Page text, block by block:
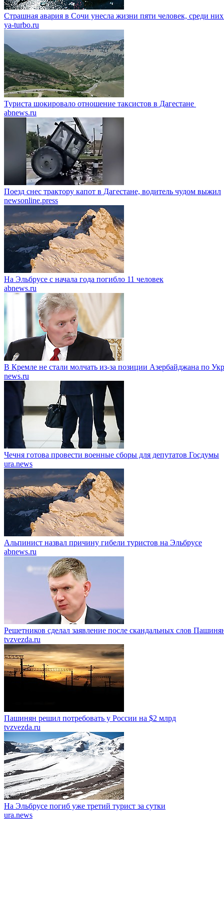
Страшная авария в Сочи унесла жизни пяти человек, среди
ya-turbo.ru
Туриста шокировало отношение таксистов в Дагестане
abnews.ru
Поезд снес трактору капот в Дагестане, водитель чудом выжил
newsonline.press
На Эльбрусе с начала года погибло 11 человек
abnews.ru
В Кремле не стали молчать из-за позиции Азербайджана по
news.ru
Чечня готова провести военные сборы для депутатов Госдумы
ura.news
Альпинист назвал причину гибели туристов на Эльбрусе
abnews.ru
Решетников cделал заявление после скандальных слов
tvzvezda.ru
Пашинян решил потребовать у России на $2 млрд
tvzvezda.ru
На Эльбрусе погиб уже третий турист за сутки
ura.news